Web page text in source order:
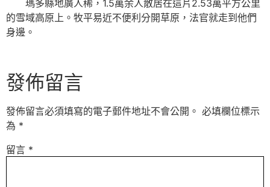
瑪多縣地廣人稀，1.5萬余人散居在這片2.53萬平方公里
的雪域高原上。牧平易近不便利分開草原，法官就走到他們
身邊。
發佈留言
發佈留言必須填寫的電子郵件地址不會公開。 必填欄位標示
為 *
留言 *